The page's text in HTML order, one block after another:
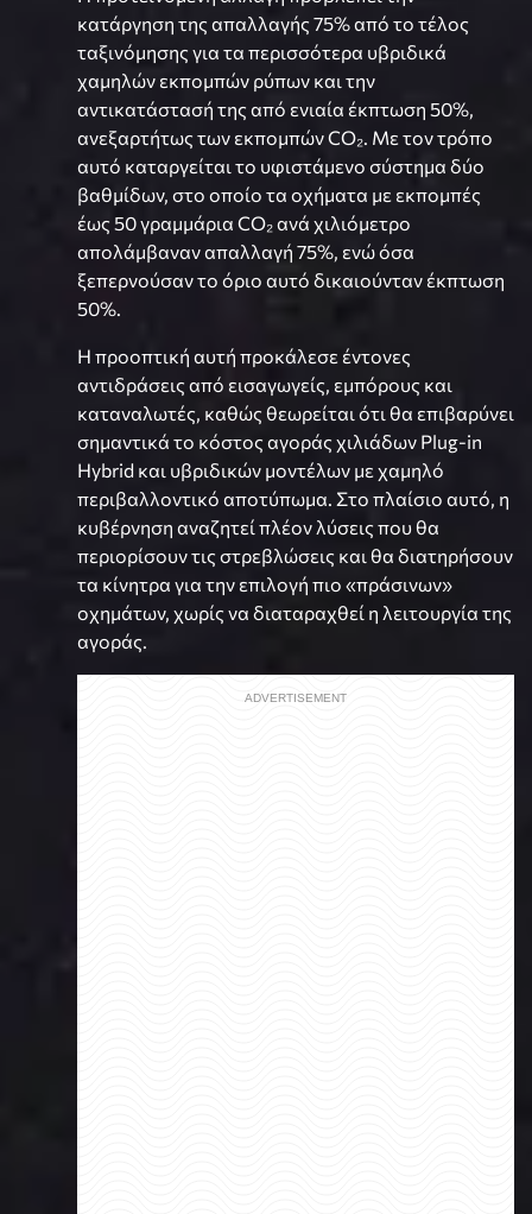
κατάργηση της απαλλαγής 75% από το τέλος
ταξινόμησης για τα περισσότερα υβριδικά
χαμηλών εκπομπών ρύπων και την
αντικατάστασή της από ενιαία έκπτωση 50%,
ανεξαρτήτως των εκπομπών CO₂. Με τον τρόπο
αυτό καταργείται το υφιστάμενο σύστημα δύο
βαθμίδων, στο οποίο τα οχήματα με εκπομπές
έως 50 γραμμάρια CO₂ ανά χιλιόμετρο
απολάμβαναν απαλλαγή 75%, ενώ όσα
ξεπερνούσαν το όριο αυτό δικαιούνταν έκπτωση
50%.
Η προοπτική αυτή προκάλεσε έντονες
αντιδράσεις από εισαγωγείς, εμπόρους και
καταναλωτές, καθώς θεωρείται ότι θα επιβαρύνει
σημαντικά το κόστος αγοράς χιλιάδων Plug-in
Hybrid και υβριδικών μοντέλων με χαμηλό
περιβαλλοντικό αποτύπωμα. Στο πλαίσιο αυτό, η
κυβέρνηση αναζητεί πλέον λύσεις που θα
περιορίσουν τις στρεβλώσεις και θα διατηρήσουν
τα κίνητρα για την επιλογή πιο «πράσινων»
οχημάτων, χωρίς να διαταραχθεί η λειτουργία της
αγοράς.